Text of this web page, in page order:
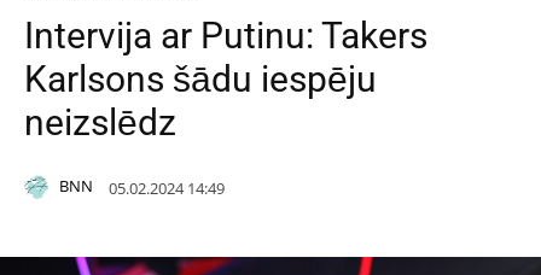
Intervija ar Putinu: Takers
Karlsons šādu iespēju
neizslēdz
BNN 05.02.2024 14:49